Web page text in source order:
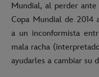
Mundial, al perder
Copa Mundial de 2014
a un inconformista
mala racha
ayudarles a cambiar su